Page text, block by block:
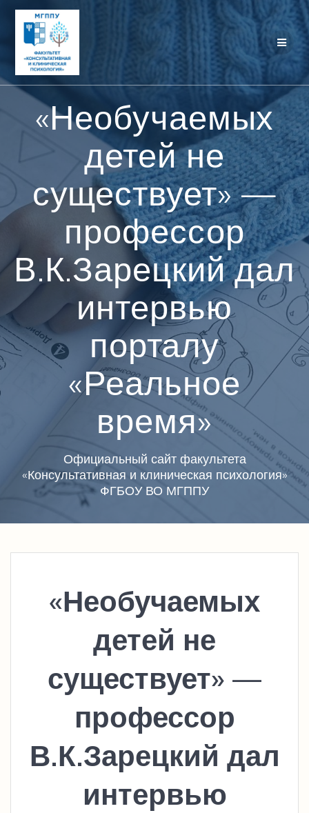
к
«Необучаемых
детей не
существует» —
профессор
В.К.Зарецкий дал
интервью
порталу
«Реальное
время»
Официальный сайт факультета
«Консультативная и клиническая психология»
ФГБОУ ВО МГППУ
«Необучаемых
детей не
существует» —
профессор
В.К.Зарецкий дал
интервью